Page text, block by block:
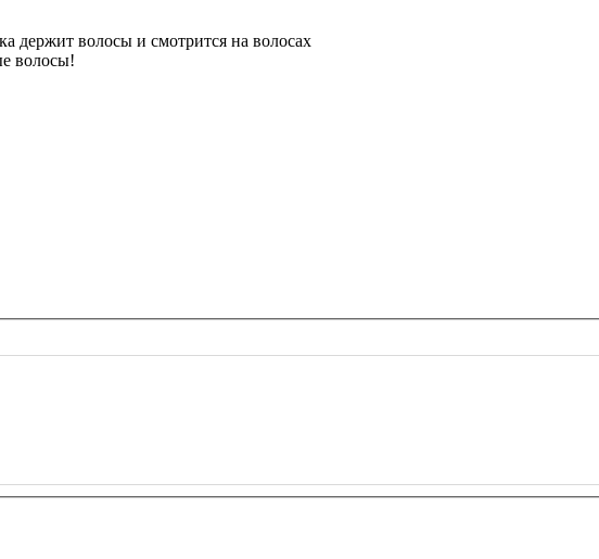
держит волосы и смотрится на волосах
волосы!